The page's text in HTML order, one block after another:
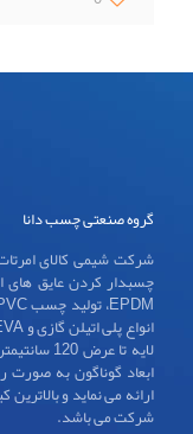
گروه صنعتی چسب دانا
شرکت شیمی کالای
چسبدار کردن عایق های
ابعاد گوناگون به
ارائه می نماید و
شرکت می باشد.